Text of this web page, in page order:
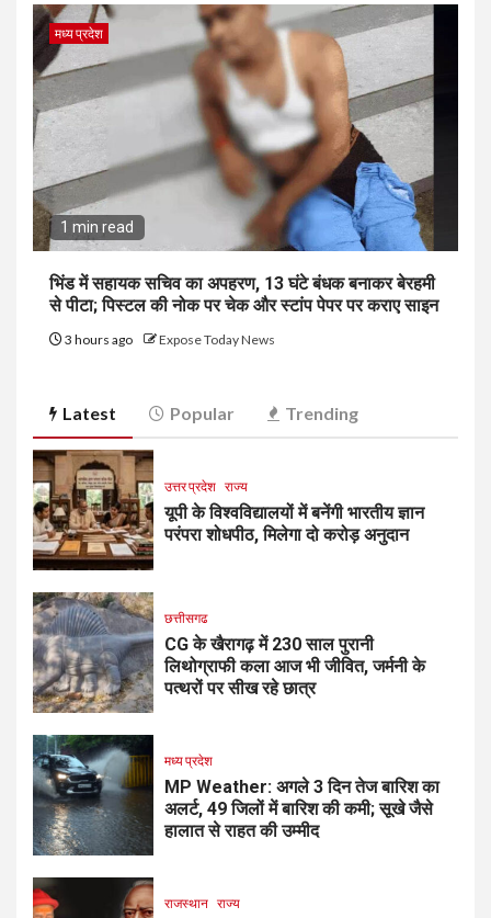
मध्य प्रदेश
1 min read
भिंड में सहायक सचिव का अपहरण, 13 घंटे बंधक बनाकर बेरहमी
से पीटा; पिस्टल की नोक पर चेक और स्टांप पेपर पर कराए साइन
3 hours ago Expose Today News
Latest Popular Trending
उत्तर प्रदेश राज्य
यूपी के विश्वविद्यालयों में बनेंगी भारतीय ज्ञान
परंपरा शोधपीठ, मिलेगा दो करोड़ अनुदान
छत्तीसगढ
CG के खैरागढ़ में 230 साल पुरानी
लिथोग्राफी कला आज भी जीवित, जर्मनी के
पत्थरों पर सीख रहे छात्र
मध्य प्रदेश
MP Weather: अगले 3 दिन तेज बारिश का
अलर्ट, 49 जिलों में बारिश की कमी; सूखे जैसे
हालात से राहत की उम्मीद
राजस्थान राज्य